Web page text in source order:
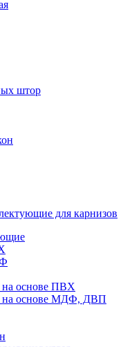
штор
для карнизов
на основе ПВХ
на основе МДФ, ДВП